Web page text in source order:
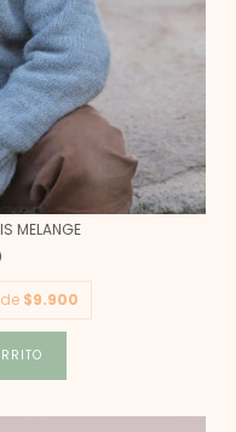
MELANGE
$9.900